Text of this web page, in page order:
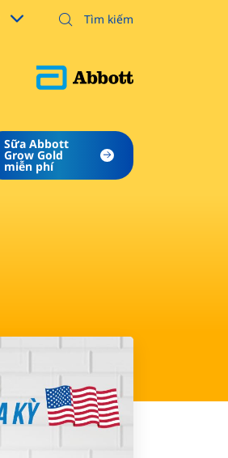
Sữa Abbott
Grow Gold
​miễn phí